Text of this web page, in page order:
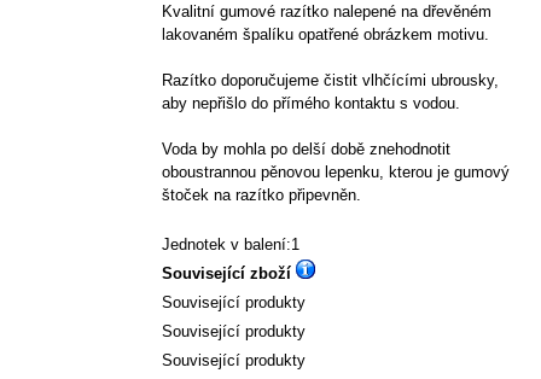
Kvalitní gumové razítko nalepené na dřevěném
lakovaném špalíku opatřené obrázkem motivu.
Razítko doporučujeme čistit vlhčícími ubrousky,
aby nepřišlo do přímého kontaktu s vodou.
Voda by mohla po delší době znehodnotit
oboustrannou pěnovou lepenku, kterou je gumový
štoček na razítko připevněn.
Jednotek v balení:1
Související zboží
Související produkty
Související produkty
Související produkty